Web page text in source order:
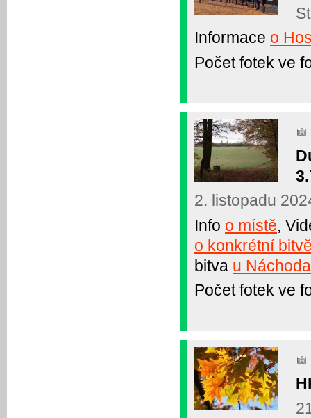
Informace o
Počet fotek ve
2. listopadu
Info o místě,
o konkrétní
bitva u Náchoda
Počet fotek ve